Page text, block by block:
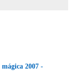
2007 -